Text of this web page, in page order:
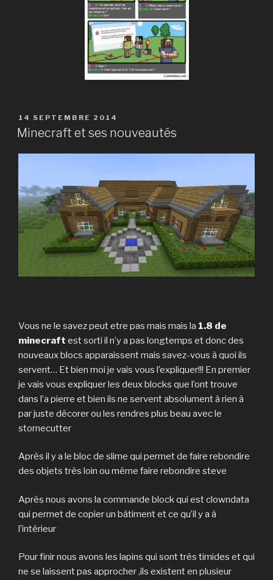
PUBLIÉ
LE
14 SEPTEMBRE 2014
Minecraft et ses nouveautés
Vous ne le savez peut etre pas mais mais la 1.8 de
minecraft est sorti il n’y a pas longtemps et donc des
nouveaux blocs apparaissent mais savez-vous à quoi ils
servent… Et bien moi je vais vous l’expliquer!!! En premier
je vais vous expliquer les deux blocks que l’ont trouve
dans l’a pierre et bien ils ne servent absolument à rien à
par juste décorer ou les rendres plus beau avec le
stornecutter
Après il y a le bloc de slime qui permet de faire rebondire
des objets très loin ou même faire rebondire steve
Après nous avons la commande block qui est clowndata
qui permet de copier un bâtiment et ce qu’il y a à
l’intérieur
Pour finir nous avons les lapins qui sont très timides et qui
ne se laissent pas approcher ,ils existent en plusieur